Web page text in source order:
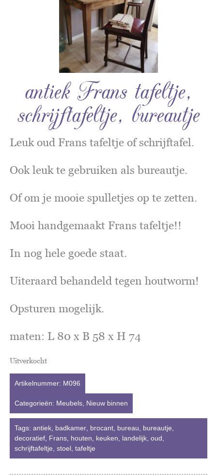
antiek Frans tafeltje,
schrijftafeltje, bureautje
Leuk oud Frans tafeltje of schrijftafel.
Ook leuk te gebruiken als bureautje.
Of om je mooie spulletjes op te zetten.
Mooi handgemaakt Frans tafeltje!!
In nog hele goede staat.
Uiteraard behandeld tegen houtworm!
Opsturen mogelijk.
maten: L 80 x B 58 x H 74
Uitverkocht
Artikelnummer: M096
Categorieën: Meubels Nieuw binnen
Tags: antiek badkamer brocant bureau bureautje
decoratief Frans houten keuken landelijk oud
schrijftafeltje stoel tafeltje